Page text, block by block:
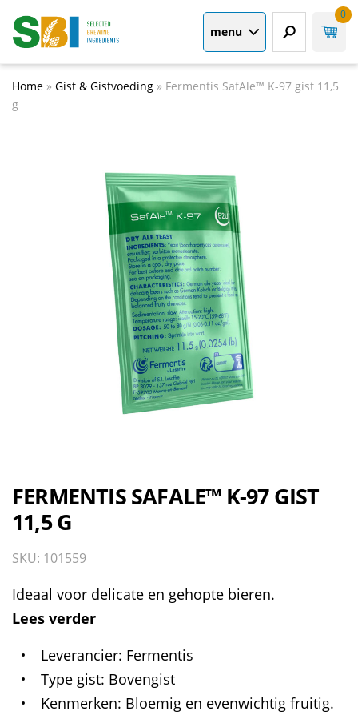
menu
0
Home » Gist & Gistvoeding » Fermentis SafAle™ K-97 gist 11,5
g
FERMENTIS SAFALE™ K-97 GIST
11,5 G
SKU: 101559
Ideaal voor delicate en gehopte bieren.
Lees verder
Leverancier Fermentis
Type gist Bovengist
Kenmerken Bloemig en evenwichtig fruitig.